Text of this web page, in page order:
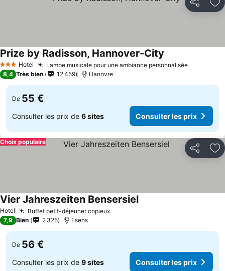
Partager
3 ÉtoilesHotel Lampe musicale pour une ambiance personnalisée
Prize by Radisson, Hannover-City
8,4 Très bien 12 459 Hanovre
De 55 €
Consulter les prix de 6 sites Consulter les prix
Partager
Choix populaire
Hotel Buffet petit-déjeuner copieux
Vier Jahreszeiten Bensersiel
7,9 Bien 2 325 Esens
De 56 €
Consulter les prix de 9 sites Consulter les prix